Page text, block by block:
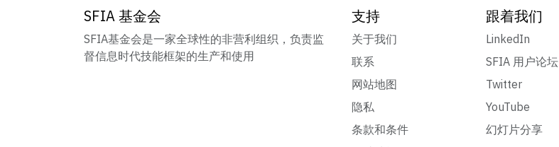
SFIA 基金会
SFIA基金会是一家全球性的非营利组织，负责监
督信息时代技能框架的生产和使用
支持
关于我们
联系
网站地图
隐私
条款和条件
跟着我们
LinkedIn
SFIA 用户论坛
Twitter
YouTube
幻灯片分享